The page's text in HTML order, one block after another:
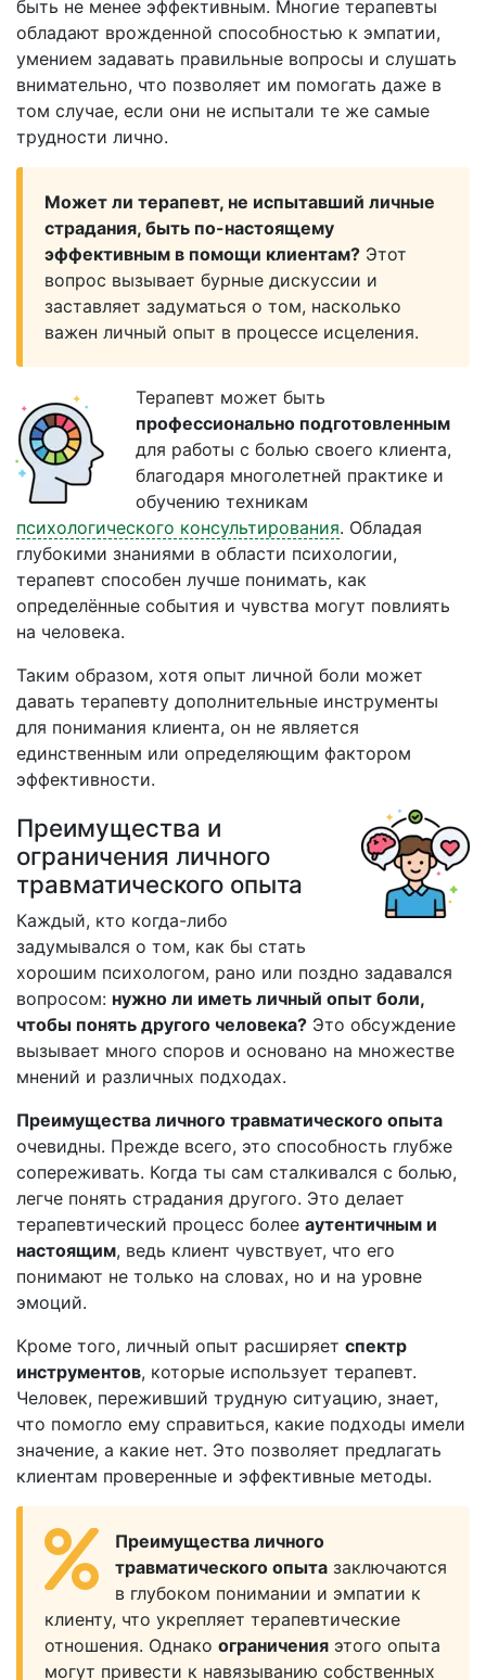
быть не менее эффективным. Многие терапевты
обладают врожденной способностью к эмпатии,
умением задавать правильные вопросы и слушать
внимательно, что позволяет им помогать даже в
том случае, если они не испытали те же самые
трудности лично.
Может ли терапевт, не испытавший личные
страдания, быть по-настоящему
эффективным в помощи клиентам? Этот
вопрос вызывает бурные дискуссии и
заставляет задуматься о том, насколько
важен личный опыт в процессе исцеления.
Терапевт может быть
профессионально подготовленным
для работы с болью своего клиента,
благодаря многолетней практике и
обучению техникам
психологического консультирования. Обладая
глубокими знаниями в области психологии,
терапевт способен лучше понимать, как
определённые события и чувства могут повлиять
на человека.
Таким образом, хотя опыт личной боли может
давать терапевту дополнительные инструменты
для понимания клиента, он не является
единственным или определяющим фактором
эффективности.
Преимущества и
ограничения личного
травматического опыта
Каждый, кто когда-либо
задумывался о том, как бы стать
хорошим психологом, рано или поздно задавался
вопросом: нужно ли иметь личный опыт боли,
чтобы понять другого человека? Это обсуждение
вызывает много споров и основано на множестве
мнений и различных подходах.
Преимущества личного травматического опыта
очевидны. Прежде всего, это способность глубже
сопереживать. Когда ты сам сталкивался с болью,
легче понять страдания другого. Это делает
терапевтический процесс более аутентичным и
настоящим, ведь клиент чувствует, что его
понимают не только на словах, но и на уровне
эмоций.
Кроме того, личный опыт расширяет спектр
инструментов, которые использует терапевт.
Человек, переживший трудную ситуацию, знает,
что помогло ему справиться, какие подходы имели
значение, а какие нет. Это позволяет предлагать
клиентам проверенные и эффективные методы.
Преимущества личного
травматического опыта заключаются
в глубоком понимании и эмпатии к
клиенту, что укрепляет терапевтические
отношения. Однако ограничения этого опыта
могут привести к навязыванию собственных